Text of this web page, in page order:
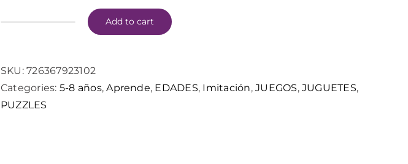
Add to cart
SKU:726367923102
Categories: 5-8 años,Aprende, EDADES, Imitación,JUEGOS, JUGUETES,
PUZZLES